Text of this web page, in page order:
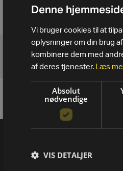
PRODUKTER
Denne
Vi bruger cookies til at
oplysninger om din brug
kombinere dem med
af deres tjenester.
Læs
Absolut
nødvendige
VIS DETALJER